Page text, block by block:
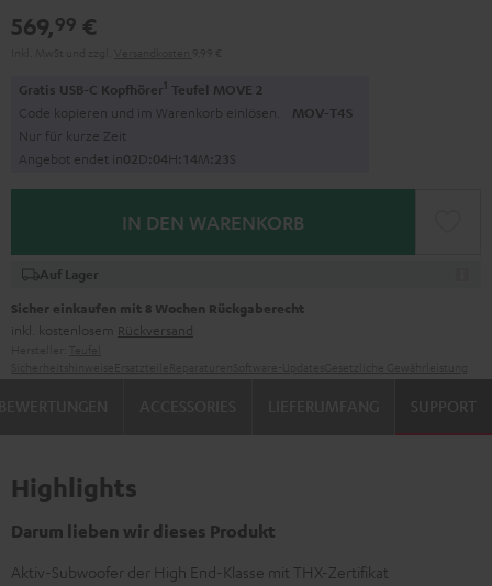
569,99 €
Gratis USB-C Kopfhörer1 Teufel MOVE 2
Code kopieren und im Warenkorb einlösen. MOV-T4S
Nur für kurze Zeit
Angebot endet in02D:04H:14M: 23S
IN DEN WARENKORB
Auf Lager
Sicher einkaufen mit 8 Wochen Rückgaberecht
inkl. kostenlosem Rückversand
SUPPORT
Highlights
Darum lieben wir dieses Produkt
Aktiv-Subwoofer der High End-Klasse mit THX-Zertifikat